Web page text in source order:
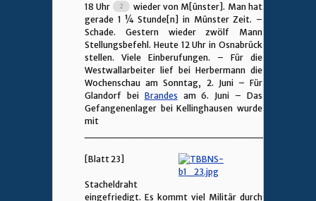
18 Uhr
wieder von M[ünster]. Man hat
gerade 1 ¼ Stunde[n] in Münster Zeit. –
Schade. Gestern wieder zwölf Mann
Stellungsbefehl. Heute 12 Uhr in Osnabrück
stellen. Viele Einberufungen. – Für die
Westwallarbeiter lief bei Herbermann die
Wochenschau am Sonntag, 2. Juni – Für
Glandorf bei Brandes am 6. Juni – Das
Gefangenenlager bei Kellinghausen wurde
mit
[Blatt 23]
Stacheldraht
eingefriedigt. Es kommt viel Militär durch